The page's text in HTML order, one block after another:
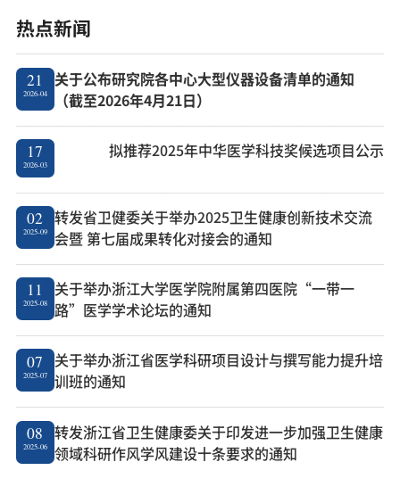
热点新闻
21
2026-04
关于公布研究院各中心大型仪器设备清单的通知
（截至2026年4月21日）
17
2026-03
拟推荐2025年中华医学科技奖候选项目公示
02
2025-09
转发省卫健委关于举办2025卫生健康创新技术交流
会暨 第七届成果转化对接会的通知
11
2025-08
关于举办浙江大学医学院附属第四医院“一带一
路”医学学术论坛的通知
07
2025-07
关于举办浙江省医学科研项目设计与撰写能力提升培
训班的通知
08
2025-06
转发浙江省卫生健康委关于印发进一步加强卫生健康
领域科研作风学风建设十条要求的通知